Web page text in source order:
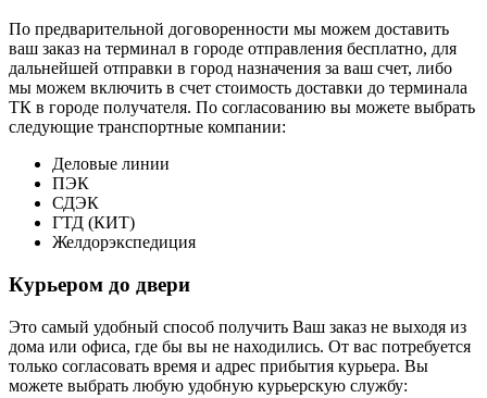
По предварительной договоренности мы можем доставить
ваш заказ на терминал в городе отправления бесплатно, для
дальнейшей отправки в город назначения за ваш счет, либо
мы можем включить в счет стоимость доставки до терминала
ТК в городе получателя. По согласованию вы можете выбрать
следующие транспортные компании:
Деловые линии
ПЭК
СДЭК
ГТД (КИТ)
Желдорэкспедиция
Курьером до двери
Это самый удобный способ получить Ваш заказ не выходя из
дома или офиса, где бы вы не находились. От вас потребуется
только согласовать время и адрес прибытия курьера. Вы
можете выбрать любую удобную курьерскую службу: